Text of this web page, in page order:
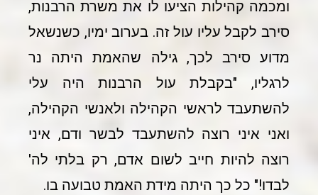
ומכמה קהילות הציעו לו את משרת הרבנות,
סירב לקבל עליו עול זה. בערוב ימיו, כשנשאל
מדוע סירב לכך, גילה שהאמת היתה נר
לרגליו, "בקבלת עול הרבנות היה עלי
להשתעבד לראשי הקהילה ולאנשי הקהילה,
ואני איני רוצה להשתעבד לבשר ודם, איני
רוצה להיות חייב לשום אדם, רק בלתי לה'
לבדו!" כל כך היתה מידת האמת טבועה בו.